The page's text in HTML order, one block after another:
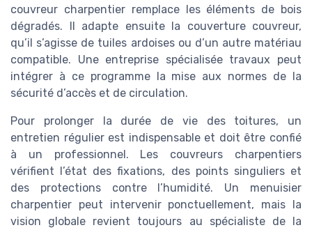
couvreur charpentier remplace les éléments de bois
dégradés. Il adapte ensuite la couverture couvreur,
qu’il s’agisse de tuiles ardoises ou d’un autre matériau
compatible. Une entreprise spécialisée travaux peut
intégrer à ce programme la mise aux normes de la
sécurité d’accès et de circulation.
Pour prolonger la durée de vie des toitures, un
entretien régulier est indispensable et doit être confié
à un professionnel. Les couvreurs charpentiers
vérifient l’état des fixations, des points singuliers et
des protections contre l’humidité. Un menuisier
charpentier peut intervenir ponctuellement, mais la
vision globale revient toujours au spécialiste de la